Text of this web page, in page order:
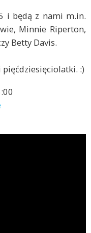
i będą z nami m.in.
Minnie Riperton,
Betty Davis.
:)